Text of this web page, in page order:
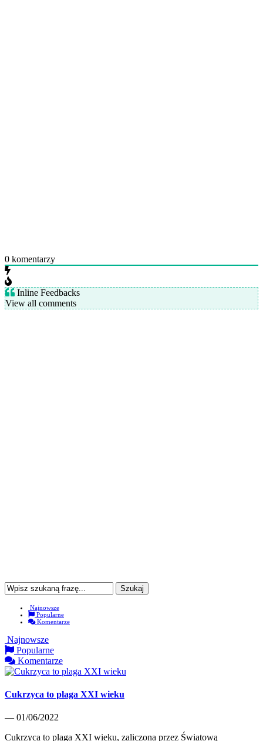
0 komentarzy
Inline Feedbacks
View all comments
Najnowsze
Popularne
Komentarze
Najnowsze
Popularne
Komentarze
Cukrzyca to plaga XXI wieku
— 01/06/2022
Cukrzyca to plaga XXI wieku, zaliczona przez Światową